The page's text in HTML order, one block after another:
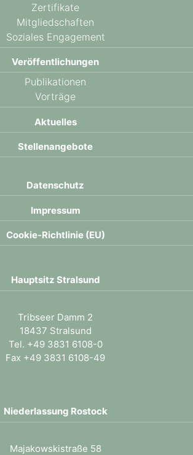
Zertifikate
Mitgliedschaften
Soziales Engagement
Veröffentlichungen
Publikationen
Vorträge
Aktuelles
Stellenangebote
Datenschutz
Impressum
Cookie-Richtlinie (EU)
Hauptsitz Stralsund
Tribseer Damm 2
18437 Stralsund
Tel. +49 3831 6108-0
Fax +49 3831 6108-49
Niederlassung Rostock
Majakowskistraße 58